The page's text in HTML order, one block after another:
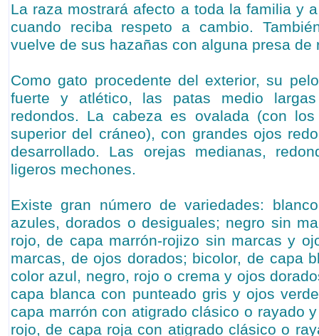
La raza mostrará afecto a toda la familia y
cuando reciba respeto a cambio.
vuelve de sus hazañas con alguna presa de
Como gato procedente del exterior, su
fuerte y atlético, las patas medio
redondos. La cabeza es ovalada (con
superior del cráneo), con grandes ojos
desarrollado. Las orejas medianas,
ligeros mechones.
Existe gran número de variedades:
azules, dorados o desiguales; negro sin
rojo, de capa marrón-rojizo sin marcas y
marcas, de ojos dorados; bicolor, de capa
color azul, negro, rojo o crema y ojos
capa blanca con punteado gris y ojos
capa marrón con atigrado clásico o rayado
rojo, de capa roja con atigrado clásico o